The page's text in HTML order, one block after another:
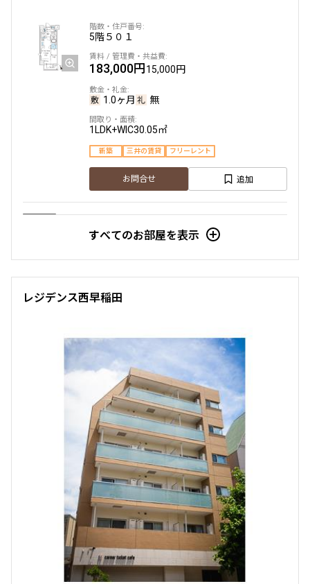
お問合せ
5階５０１
183,000円15,000円
1.0ヶ月 無
1LDK+WIC30.05㎡
新築 三井の賃貸 フリーレント
お問合せ 追加
190,000円
1LDK+WIC
お問合せ 追加
7階 ７０１
195,000円15,000円
1.0ヶ月 無
1LDK+WIC
新築 三井の賃貸 フリーレント
すべてのお部屋を表示
レジデンス西早稲田